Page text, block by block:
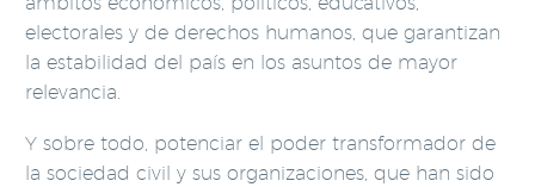
electorales y de derechos humanos, que garantizan
la estabilidad del país en los asuntos de mayor
relevancia.
Y sobre todo, potenciar el poder transformador de
la sociedad civil y sus organizaciones, que han sido